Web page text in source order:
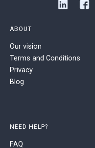
ABOUT
Our vision
Terms and Conditions
Privacy
Blog
NEED HELP?
FAQ